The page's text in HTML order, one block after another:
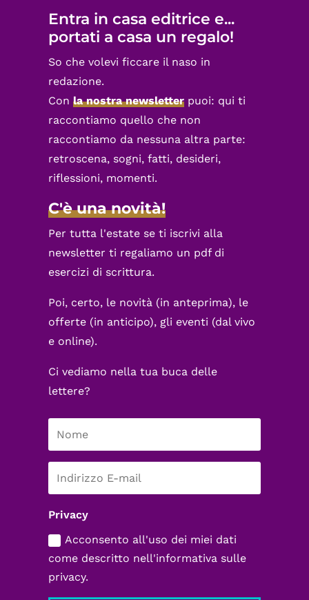
Entra in casa editrice e...
portati a casa un regalo!
So che volevi ficcare il naso in
redazione.
Con la nostra newsletterpuoi: qui ti
raccontiamo quello che non
raccontiamo da nessuna altra parte:
retroscena, sogni, fatti, desideri,
riflessioni, momenti.
C'è una novità!
Per tutta l'estate se ti iscrivi alla
newsletter ti regaliamo un pdf di
esercizi di scrittura.
Poi, certo, le novità (in anteprima), le
offerte (in anticipo), gli eventi (dal vivo
e online).
Ci vediamo nella tua buca delle
lettere?
Privacy
Acconsento all'uso dei miei dati
come descritto nell'informativa sulle
privacy.